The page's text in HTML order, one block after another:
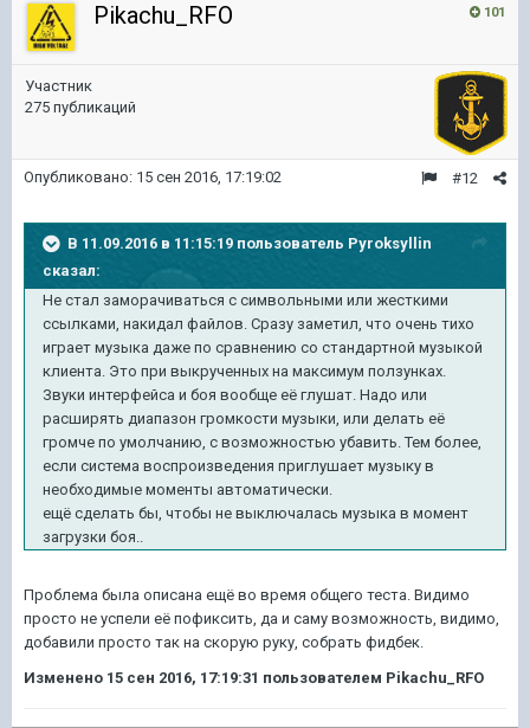
101
Pikachu_RFO
Участник
275 публикаций
#12
Опубликовано: 15 сен 2016, 17:19:02
В 11.09.2016 в 11:15:19 пользователь Pyroksyllin
сказал:
Не стал заморачиваться с символьными или жесткими
ссылками, накидал файлов. Сразу заметил, что очень тихо
играет музыка даже по сравнению со стандартной музыкой
клиента. Это при выкрученных на максимум ползунках.
Звуки интерфейса и боя вообще её глушат. Надо или
расширять диапазон громкости музыки, или делать её
громче по умолчанию, с возможностью убавить. Тем более,
если система воспроизведения приглушает музыку в
необходимые моменты автоматически.
ещё сделать бы, чтобы не выключалась музыка в момент
загрузки боя..
Проблема была описана ещё во время общего теста. Видимо
просто не успели её пофиксить, да и саму возможность, видимо,
добавили просто так на скорую руку, собрать фидбек.
Изменено 15 сен 2016, 17:19:31 пользователем Pikachu_RFO